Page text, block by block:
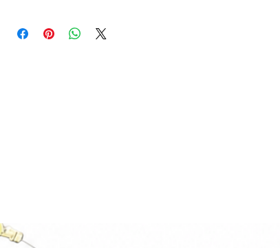
verildiğinde kargo takip kodu siteye kayıtlı olduğunuz e-posta
bekliyoruz. Bu sebeple kargoda oluşacak hasar sorumluluğu
iade yapan müşteriye aittir.
teslim alınabilir.